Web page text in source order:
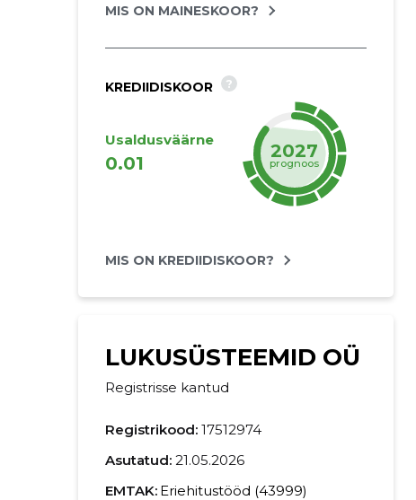
MIS ON MAINESKOOR?
KREDIIDISKOOR ?
Usaldusväärne
0.01
2027
prognoos
MIS ON KREDIIDISKOOR?
LUKUSÜSTEEMID OÜ
Registrisse kantud
Registrikood: 17512974
Asutatud: 21.05.2026
EMTAK: Eriehitustööd (43999)